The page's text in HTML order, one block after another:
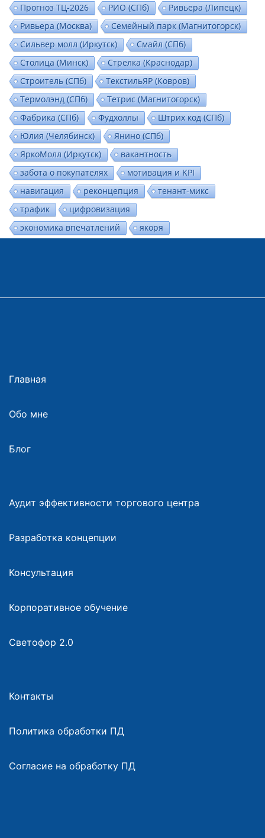
Прогноз ТЦ-2026
РИО (СПб)
Ривьера (Липецк)
Ривьера (Москва)
Семейный парк (Магнитогорск)
Сильвер молл (Иркутск)
Смайл (СПб)
Столица (Минск)
Стрелка (Краснодар)
Строитель (СПб)
ТекстильЯР (Ковров)
Термолэнд (СПб)
Тетрис (Магнитогорск)
Фабрика (СПб)
Фудхоллы
Штрих код (СПб)
Юлия (Челябинск)
Янино (СПб)
ЯркоМолл (Иркутск)
вакантность
забота о покупателях
мотивация и KPI
навигация
реконцепция
тенант-микс
трафик
цифровизация
экономика впечатлений
якоря
Главная
Обо мне
Блог
Аудит эффективности торгового центра
Разработка концепции
Консультация
Корпоративное обучение
Светофор 2.0
Контакты
Политика обработки ПД
Согласие на обработку ПД